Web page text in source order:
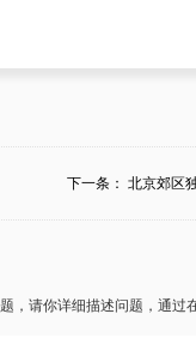
下一条： 北京郊区
，请你详细描述问题，通过